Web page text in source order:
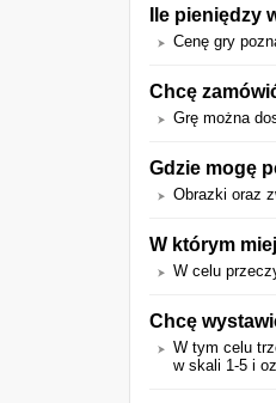
Ile pieniędzy
Cenę gry
Chcę
Grę można
Gdzie mogę
Obrazki oraz
W którym
W celu
Chcę
W tym celu
w skali 1-5 i